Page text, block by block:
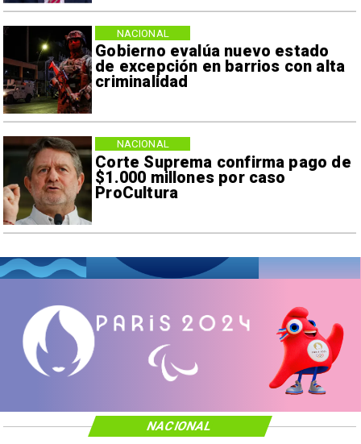
Gobierno evalúa nuevo estado
de excepción en barrios con alta
criminalidad
NACIONAL
Corte Suprema confirma pago de
$1.000 millones por caso
ProCultura
NACIONAL
NACIONAL